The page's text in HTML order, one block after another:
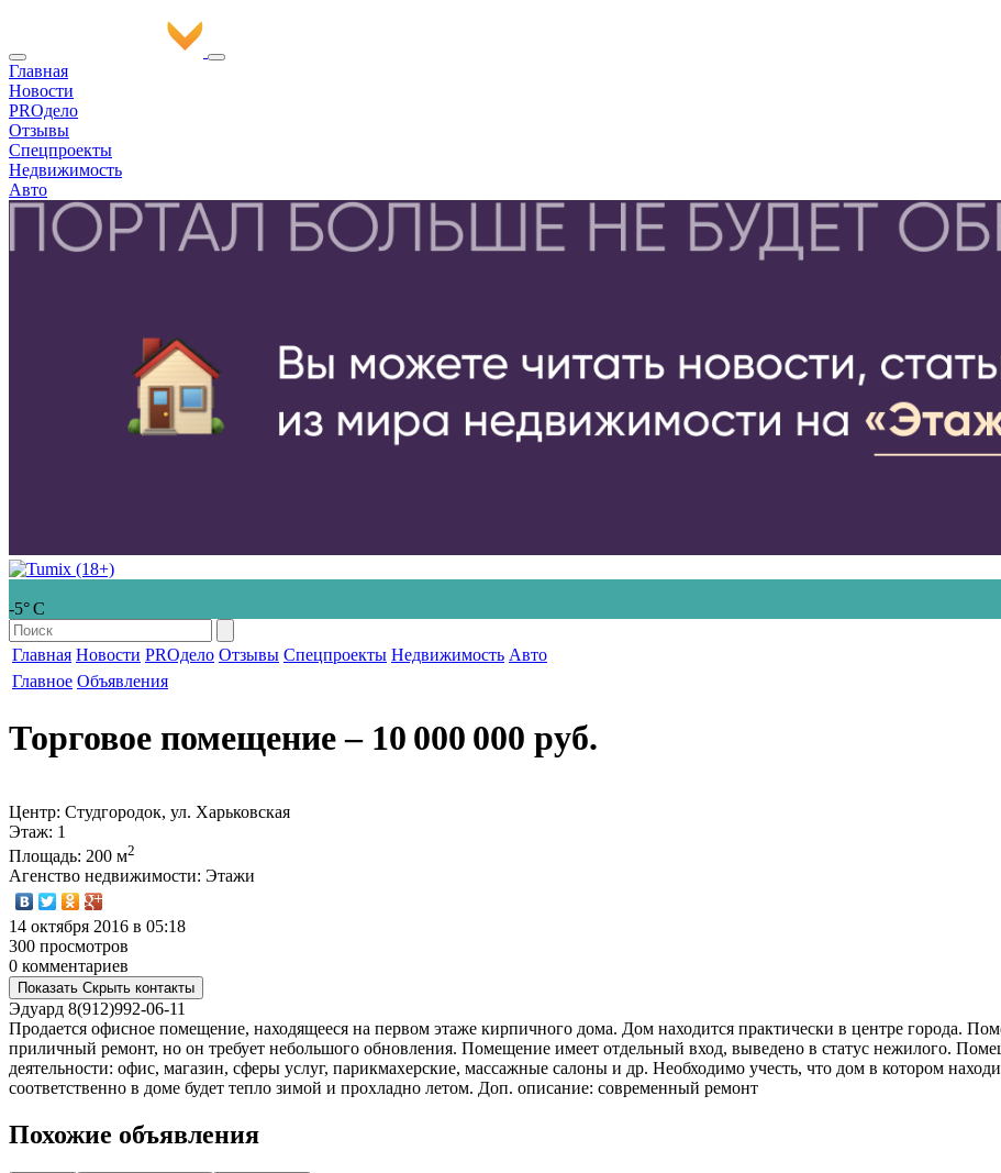
Главная
Новости
PROдело
Отзывы
Спецпроекты
Недвижимость
Авто
-5° С
Главная Новости PROдело Отзывы Спецпроекты Недвижимость Авто
Главное Объявления
Торговое помещение‒ 10 000 000 руб.
Центр: Студгородок, ул. Харьковская
Этаж: 1
Площадь: 200 м2
Агенство недвижимости: Этажи
14 октября 2016 в 05:18
300 просмотров
0 комментариев
Показать Скрыть контакты
Эдуард 8(912)992-06-11
Продается офисное помещение, находящееся на первом этаже кирпичного дома. Дом находится практически в центре города.
приличный ремонт, но он требует небольшого обновления. Помещение имеет отдельный вход, выведено в статус нежилого.
деятельности: офис, магазин, сферы услуг, парикмахерские, массажные салоны и др. Необходимо учесть, что дом в котором
соответственно в доме будет тепло зимой и прохладно летом. Доп. описание: современный ремонт
Похожие объявления